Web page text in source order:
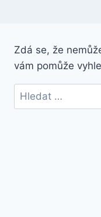
Zdá se, že
vám pomůže
Vyhledávání